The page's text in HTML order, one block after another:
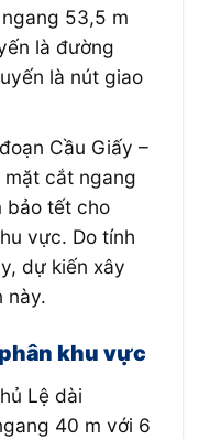
53,5 m
là đường
là nút giao
Cầu Giấy –
mặt cắt ngang
bảo tết cho
vực. Do tính
dự kiến xây
này.
khu vực
Lệ dài
40 m với 6